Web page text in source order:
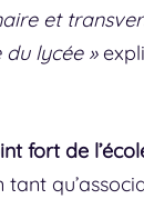
et
lycée »
fort de
tant